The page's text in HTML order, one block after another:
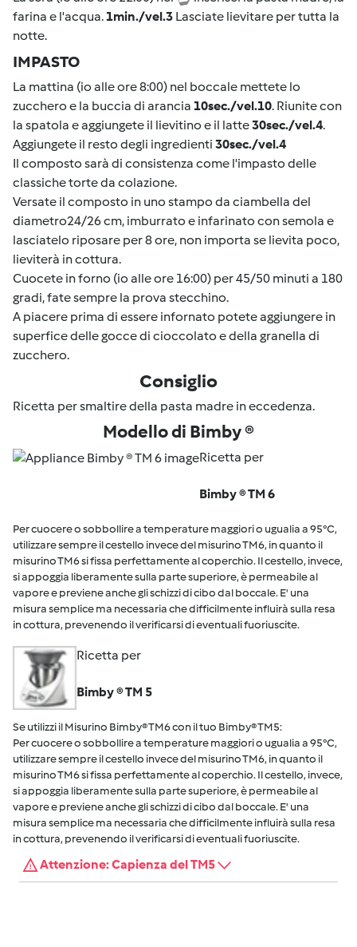
farina e l'acqua. 1min./vel.3 Lasciate lievitare per tutta la
notte.
IMPASTO
La mattina (io alle ore 8:00) nel boccale mettete lo
zucchero e la buccia di arancia 10sec./vel.10. Riunite con
la spatola e aggiungete il lievitino e il latte30sec./vel.4.
Aggiungete il resto degli ingredienti 30sec./vel.4
Il composto sarà di consistenza come l'impasto delle
classiche torte da colazione.
Versate il composto in uno stampo da ciambella del
diametro24/26 cm, imburrato e infarinato con semola e
lasciatelo riposare per 8 ore, non importa se lievita poco,
lieviterà in cottura.
Cuocete in forno (io alle ore 16:00) per 45/50 minuti a 180
gradi, fate sempre la prova stecchino.
A piacere prima di essere infornato potete aggiungere in
superfice delle gocce di cioccolato e della granella di
zucchero.
Consiglio
Ricetta per smaltire della pasta madre in eccedenza.
Modello di Bimby ®
Ricetta per
Bimby ® TM 6
Per cuocere o sobbollire a temperature maggiori o ugualia a 95°C,
utilizzare sempre il cestello invece del misurino TM6, in quanto il
misurino TM6 si fissa perfettamente al coperchio. Il cestello, invece,
si appoggia liberamente sulla parte superiore, è permeabile al
vapore e previene anche gli schizzi di cibo dal boccale. E' una
misura semplice ma necessaria che difficilmente influirà sulla resa
in cottura, prevenendo il verificarsi di eventuali fuoriuscite.
Ricetta per
Bimby ® TM 5
Se utilizzi il Misurino Bimby® TM6 con il tuo Bimby® TM5:
Per cuocere o sobbollire a temperature maggiori o ugualia a 95°C,
utilizzare sempre il cestello invece del misurino TM6, in quanto il
misurino TM6 si fissa perfettamente al coperchio. Il cestello, invece,
si appoggia liberamente sulla parte superiore, è permeabile al
vapore e previene anche gli schizzi di cibo dal boccale. E' una
misura semplice ma necessaria che difficilmente influirà sulla resa
in cottura, prevenendo il verificarsi di eventuali fuoriuscite.
Attenzione: Capienza del TM5